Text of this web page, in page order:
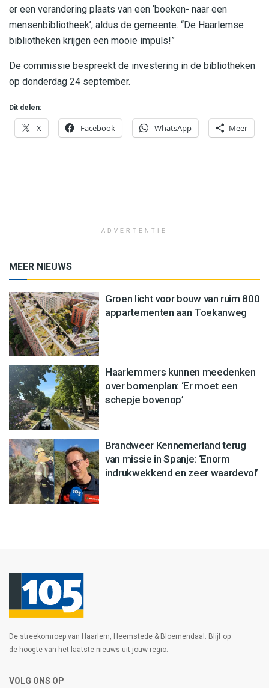
er een verandering plaats van een ‘boeken- naar een
mensenbibliotheek’, aldus de gemeente. “De Haarlemse
bibliotheken krijgen een mooie impuls!”
De commissie bespreekt de investering in de bibliotheken
op donderdag 24 september.
Dit delen:
X Facebook WhatsApp Meer
ADVERTENTIE
MEER NIEUWS
Groen licht voor bouw van ruim 800
appartementen aan Toekanweg
Haarlemmers kunnen meedenken
over bomenplan: ‘Er moet een
schepje bovenop’
Brandweer Kennemerland terug
van missie in Spanje: ‘Enorm
indrukwekkend en zeer waardevol’
De streekomroep van Haarlem, Heemstede & Bloemendaal. Blijf op
de hoogte van het laatste nieuws uit jouw regio.
VOLG ONS OP